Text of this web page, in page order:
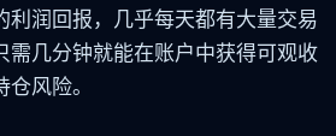
利润回报，几乎每天都有大量交易
需几分钟就能在账户中获得可观收
风险。